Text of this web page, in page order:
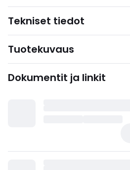
Tekniset tiedot
Tuotekuvaus
Dokumentit ja linkit